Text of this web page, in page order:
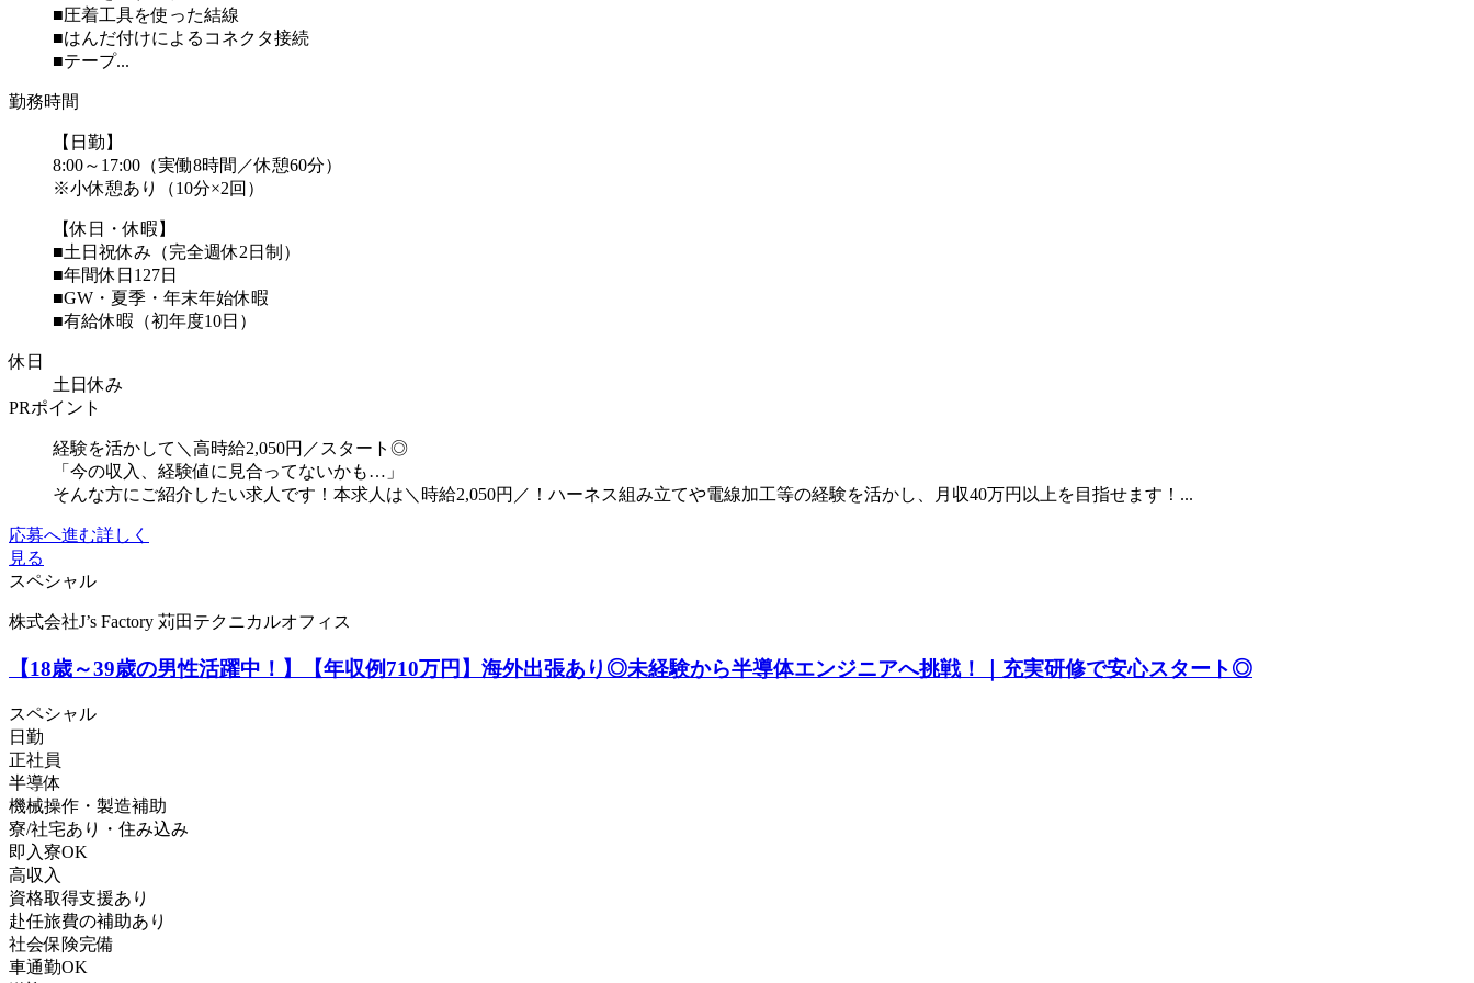
■圧着工具を使った結線
■はんだ付けによるコネクタ接続
■テープ...
勤務時間
【日勤】
8:00～17:00（実働8時間／休憩60分）
※小休憩あり（10分×2回）
【休日・休暇】
■土日祝休み（完全週休2日制）
■年間休日127日
■GW・夏季・年末年始休暇
■有給休暇（初年度10日）
休日
土日休み
PRポイント
経験を活かして＼高時給2,050円／スタート◎
「今の収入、経験値に見合ってないかも…」
そんな方にご紹介したい求人です！本求人は＼時給2,050円／！ハーネス組み立てや電線加工等の経験を活かし、月収40万円以上を目指せます！...
応募へ進む詳しく
見る
スペシャル
株式会社J’s Factory 苅田テクニカルオフィス
【18歳～39歳の男性活躍中！】【年収例710万円】海外出張あり◎未経験から半導体エンジニアへ挑戦！｜充実研修で安心スタート◎
スペシャル
日勤
正社員
半導体
機械操作・製造補助
寮/社宅あり・住み込み
即入寮OK
高収入
資格取得支援あり
赴任旅費の補助あり
社会保険完備
車通勤OK